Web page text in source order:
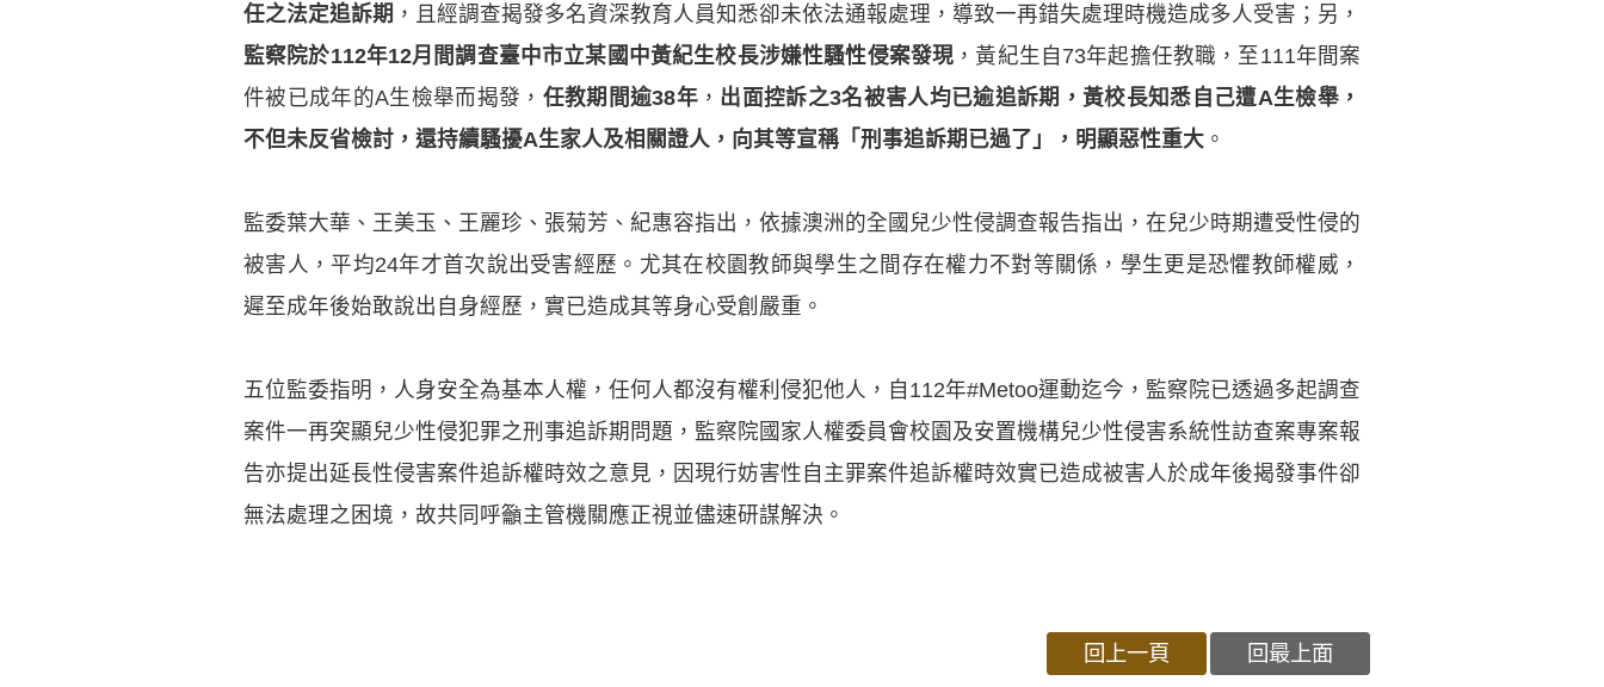
任之法定追訴期 ，且經調查揭發多名資深教育人員知悉卻未依法通報處理，導致一再錯失處理時機造成多人受害；另，
監察院於112年12月間調查臺中市立某國中黃紀生校長涉嫌性騷性侵案發現 ，黃紀生自73年起擔任教職，至111年間案
件被已成年的A生檢舉而揭發， 任教期間逾38年 ， 出面控訴之3名被害人均已逾追訴期，黃校長知悉自己遭A生檢舉，
不但未反省檢討，還持續騷擾A生家人及相關證人，向其等宣稱「刑事追訴期已過了」，明顯惡性重大 。
監委葉大華、王美玉、王麗珍、張菊芳、紀惠容指出，依據澳洲的全國兒少性侵調查報告指出，在兒少時期遭受性侵的
被害人，平均24年才首次說出受害經歷。尤其在校園教師與學生之間存在權力不對等關係，學生更是恐懼教師權威，
遲至成年後始敢說出自身經歷，實已造成其等身心受創嚴重。
五位監委指明，人身安全為基本人權，任何人都沒有權利侵犯他人，自112年#Metoo運動迄今，監察院已透過多起調查
案件一再突顯兒少性侵犯罪之刑事追訴期問題，監察院國家人權委員會校園及安置機構兒少性侵害系統性訪查案專案報
告亦提出延長性侵害案件追訴權時效之意見，因現行妨害性自主罪案件追訴權時效實已造成被害人於成年後揭發事件卻
無法處理之困境，故共同呼籲主管機關應正視並儘速研謀解決。
回上一頁 回最上面